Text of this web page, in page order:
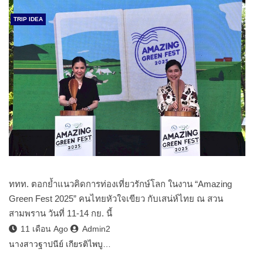
TRIP IDEA
ททท. ตอกย้ำแนวคิดการท่องเที่ยวรักษ์โลก ในงาน “Amazing
Green Fest 2025” คนไทยหัวใจเขียว กับเสน่ห์ไทย ณ สวน
สามพราน วันที่ 11-14 กย. นี้
11 เดือน Ago
Admin2
นางสาวฐาปนีย์ เกียรติไพบู…